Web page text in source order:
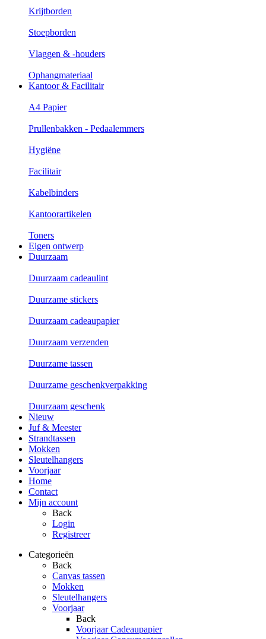
Krijtborden
Stoepborden
Vlaggen & -houders
Ophangmateriaal
Kantoor & Facilitair
A4 Papier
Prullenbakken - Pedaalemmers
Hygiëne
Facilitair
Kabelbinders
Kantoorartikelen
Toners
Eigen ontwerp
Duurzaam
Duurzaam cadeaulint
Duurzame stickers
Duurzaam cadeaupapier
Duurzaam verzenden
Duurzame tassen
Duurzame geschenkverpakking
Duurzaam geschenk
Nieuw
Juf & Meester
Strandtassen
Mokken
Sleutelhangers
Voorjaar
Home
Contact
Mijn account
Back
Login
Registreer
Categorieën
Back
Canvas tassen
Mokken
Sleutelhangers
Voorjaar
Back
Voorjaar Cadeaupapier